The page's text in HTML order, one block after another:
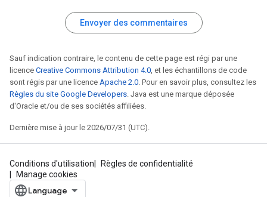
Envoyer des commentaires
Sauf indication contraire, le contenu de cette page est régi par une
licence Creative Commons Attribution 4.0, et les échantillons de code
sont régis par une licence Apache 2.0. Pour en savoir plus, consultez les
Règles du site Google Developers. Java est une marque déposée
d'Oracle et/ou de ses sociétés affiliées.
Dernière mise à jour le 2026/07/31 (UTC).
Conditions d'utilisation
Règles de confidentialité
Manage cookies